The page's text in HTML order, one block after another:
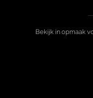
Bekijk in opmaak